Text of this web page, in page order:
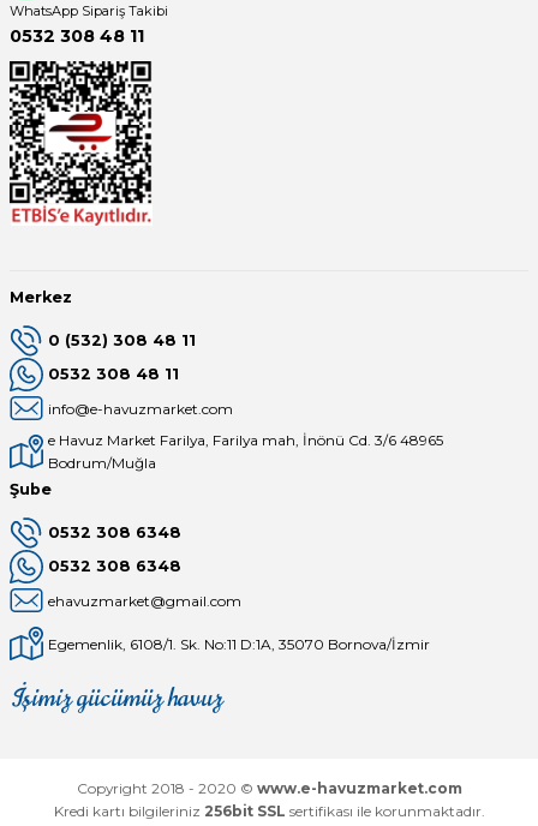
WhatsApp Sipariş Takibi
0532 308 48 11
Merkez
0 (532) 308 48 11
0532 308 48 11
info@e-havuzmarket.com
e Havuz Market Farilya, Farilya mah, İnönü Cd. 3/6 48965
Bodrum/Muğla
Şube
0532 308 6348
0532 308 6348
ehavuzmarket@gmail.com
Egemenlik, 6108/1. Sk. No:11 D:1A, 35070 Bornova/İzmir
İşimiz gücümüz havuz
Mağaza
Depomuz
Copyright 2018 - 2020 © www.e-havuzmarket.com
Kredi kartı bilgileriniz 256bit SSL sertifikası ile korunmaktadır.